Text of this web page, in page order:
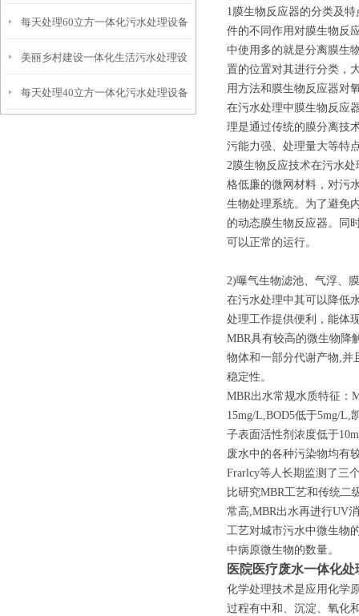
每天处理60立方一体化污水处理设备
美丽乡村建设一体化生活污水处理设
备
每天处理40立方一体化污水处理设备
1膜生物反应器的分类及
件的不同作用对膜生物反
中使用多的就是分离膜生
置的位置对其进行分类，
用方法和膜生物反应器对
在污水处理中膜生物反应
理是通过传统的膜分离技
污能力强、处理量大等特
2膜生物反应技术在污水
格低廉的微网材料，对污
生物处理系统。为了避免
的动态膜生物反应器。同
可以正常的运行。
2)曝气生物滤池、气浮、
在污水处理中其可以降低
处理工作提供便利，能体
MBR具有较高的微生物降
物体和一部分代谢产物,并
稳定性。
MBR出水常规水质特征：
15mg/L,BOD5低于5mg/L,
子表面活性剂浓度低于
废水中的各种污染物均有
Frarlcy等人长期监测了三
比研究MBR工艺和传统二
常高,MBR出水再进行UV
工艺对城市污水中微生物
中病原微生物的数量。
医院医疗废水一体化处
化学处理技术是应用化学
过程有中和、沉淀、氧化